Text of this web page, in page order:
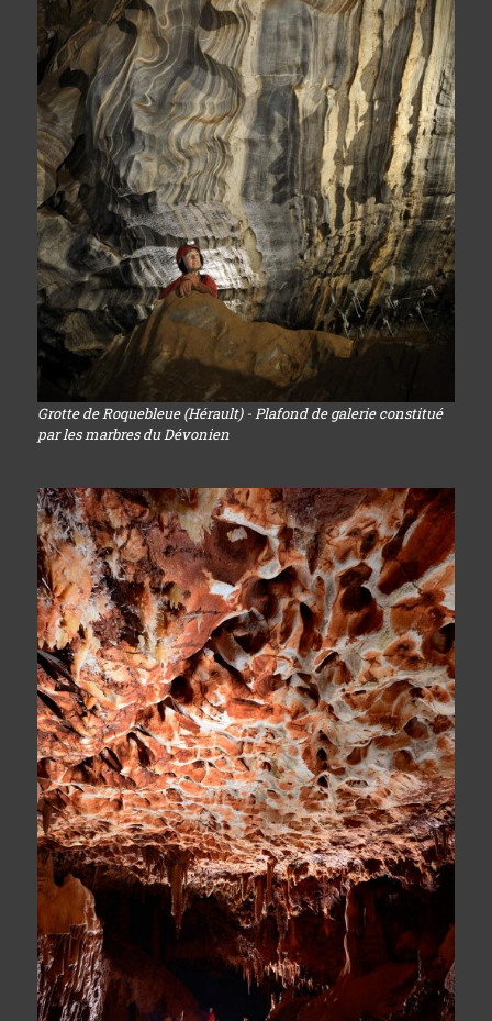
Grotte de Roquebleue (Hérault) - Plafond de galerie constitué
par les marbres du Dévonien